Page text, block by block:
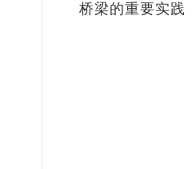
桥梁的重要实践